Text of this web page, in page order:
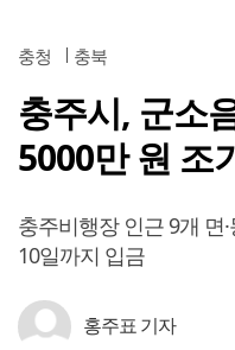
충청 충북
충주시, 군소
5000만 원 조
충주비행장 인근 9개 면
10일까지 입금
홍주표 기자